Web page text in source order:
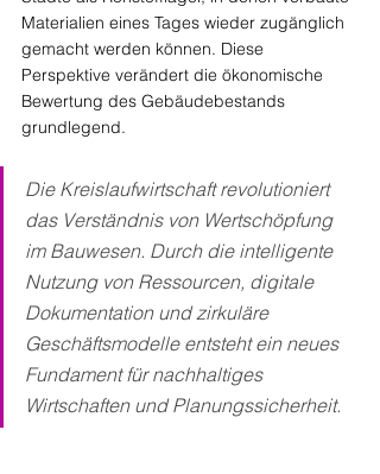
Materialien eines Tages wieder zugänglich
gemacht werden können. Diese
Perspektive verändert die ökonomische
Bewertung des Gebäudebestands
grundlegend.
Die Kreislaufwirtschaft revolutioniert
das Verständnis von Wertschöpfung
im Bauwesen. Durch die intelligente
Nutzung von Ressourcen, digitale
Dokumentation und zirkuläre
Geschäftsmodelle entsteht ein neues
Fundament für nachhaltiges
Wirtschaften und Planungssicherheit.